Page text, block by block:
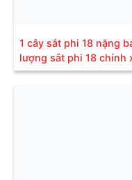
1 cây sắt phi 18 nặng
lượng sắt phi 18 chính